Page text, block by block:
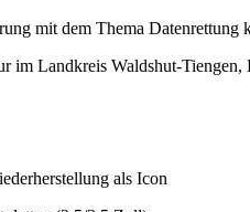
mit dem Thema
im Landkreis Waldshut-